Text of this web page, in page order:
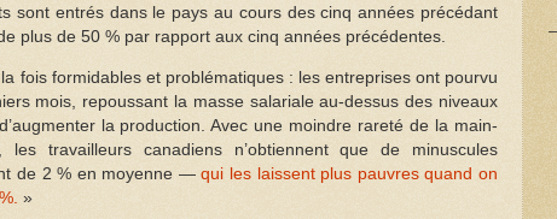
sont entrés dans le pays au cours des cinq années précédant
plus de 50 % par rapport aux cinq années précédentes.
fois formidables et problématiques : les entreprises ont pourvu
mois, repoussant la masse salariale au-dessus des niveaux
la production. Avec une moindre rareté de la main-
travailleurs canadiens n’obtiennent que de minuscules
de 2 % en moyenne —qui les laissent plus pauvres quand on
»